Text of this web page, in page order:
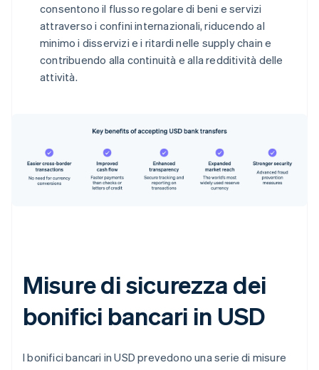
consentono il flusso regolare di beni e servizi
attraverso i confini internazionali, riducendo al
minimo i disservizi e i ritardi nelle supply chain e
contribuendo alla continuità e alla redditività delle
attività.
Misure di sicurezza dei
bonifici bancari in USD
I bonifici bancari in USD prevedono una serie di misure